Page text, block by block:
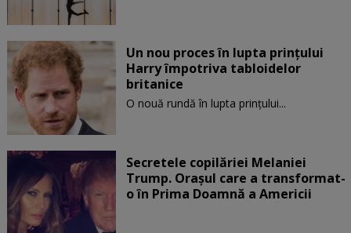
Un nou proces în lupta prinţului
Harry împotriva tabloidelor
britanice
O nouă rundă în lupta prinţului...
Secretele copilăriei Melaniei
Trump. Orașul care a transformat-
o în Prima Doamnă a Americii